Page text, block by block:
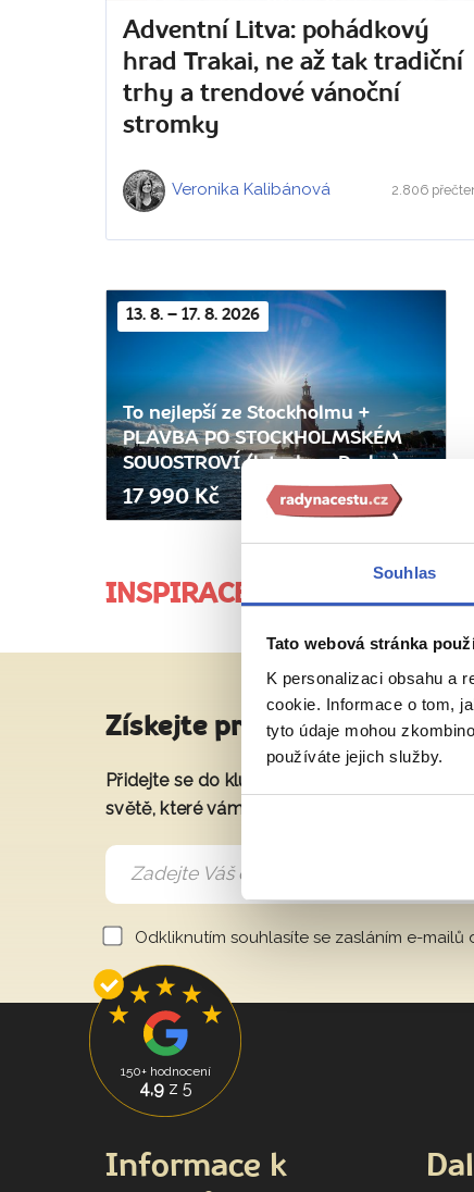
Souhlas
Tato webová stránka
K personalizaci obsahu a
cookie. Informace o tom,
tyto údaje mohou
používáte jejich služby.
Adventní Litva: pohádkový
hrad Trakai, ne až tak tradiční
trhy a trendové vánoční
stromky
Veronika Kalibánová 2.806
13. 8. – 17. 8. 2026
To nejlepší ze Stockholmu +
PLAVBA PO STOCKHOLMSKÉM
SOUOSTROVÍ (letecky z Prahy)
17 990 Kč
INSPIRACEJE DÍLEM PRŮVODCŮ A
Získejte pravidelné tipy na
Přidejte se do klubu a získáte exkluzivní
světě, které vám představí naše největší
Odkliknutím souhlasíte se zasláním e-mailů
150+ hodnocení
4,9z 5
Informace k